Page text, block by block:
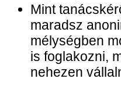
Mint
maradsz
mélységben
is foglakozni,
nehezen